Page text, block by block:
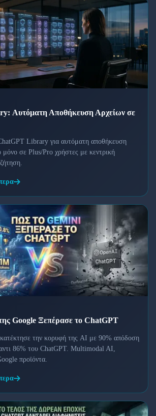
Αυτόματη Αποθήκευση Αρχείων σε
Library για αυτόματη αποθήκευση
μόνο σε Plus/Pro χρήστες με κεντρική
Google Ξεπέρασε το ChatGPT
την κορυφή της AI με 90% απόδοση
86% του ChatGPT. Multimodal AI,
προϊόντα.